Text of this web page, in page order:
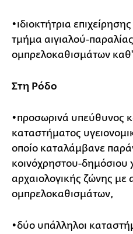
•ιδιοκτήτρια
τμήμα αιγιαλού-
ομπρελοκαθισμάτων
Στη Ρόδο
•προσωρινά υπεύθυνος
καταστήματος
οποίο καταλάμβανε
κοινόχρηστου-δημόσιου
αρχαιολογικής ζώνης με
ομπρελοκαθισμάτων,
•δύο υπάλληλοι